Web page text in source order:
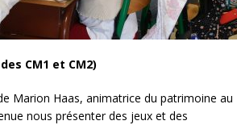
CM1 et CM2)
Marion Haas, animatrice du patrimoine au
nous présenter des jeux et des